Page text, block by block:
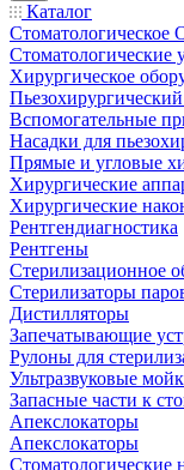
Каталог
Стоматологическое
Стоматологические
Хирургическое
Вспомогательные
Насадки для
Прямые и угловые
Хирургические
Хирургические
Рентгендиагностика
Рентгены
Стерилизационное
Стерилизаторы
Дистилляторы
Запечатывающие
Рулоны для
Ультразвуковые
Запасные части к
Апекслокаторы
Апекслокаторы
Стоматологические